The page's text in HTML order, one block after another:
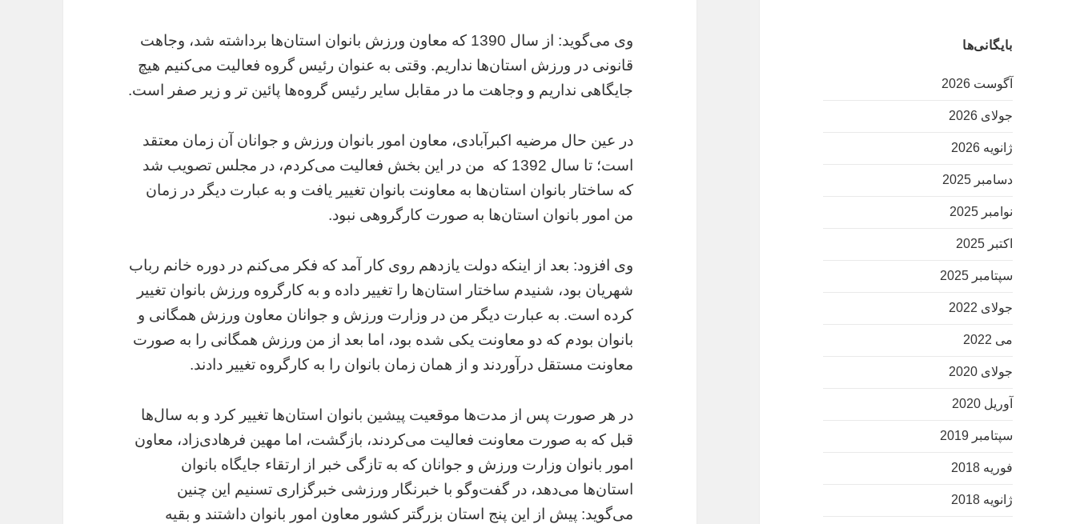
بایگانی‌ها
آگوست 2026
جولای 2026
ژانویه 2026
دسامبر 2025
نوامبر 2025
اکتبر 2025
سپتامبر 2025
جولای 2022
می 2022
جولای 2020
آوریل 2020
سپتامبر 2019
فوریه 2018
ژانویه 2018
وی می‌گوید: از سال 1390 که معاون ورزش بانوان استان‌ها برداشته شد، وجاهت
قانونی در ورزش استان‌ها نداریم. وقتی به عنوان رئیس گروه فعالیت می‌کنیم هیچ
جایگاهی نداریم و وجاهت ما در مقابل سایر رئیس گروه‌ها پائین تر و زیر صفر است.
در عین حال مرضیه اکبرآبادی، معاون امور بانوان ورزش و جوانان آن زمان معتقد
است؛ تا سال 1392 که من در این بخش فعالیت می‌کردم، در مجلس تصویب شد
که ساختار بانوان استان‌ها به معاونت بانوان تغییر یافت و به عبارت دیگر در زمان
من امور بانوان استان‌ها به صورت کارگروهی نبود.
وی افزود: بعد از اینکه دولت یازدهم روی کار آمد که فکر می‌کنم در دوره خانم رباب
شهریان بود، شنیدم ساختار استان‌ها را تغییر داده و به کارگروه ورزش بانوان تغییر
کرده است. به عبارت دیگر من در وزارت ورزش و جوانان معاون ورزش همگانی و
بانوان بودم که دو معاونت یکی شده بود، اما بعد از من ورزش همگانی را به صورت
معاونت مستقل درآوردند و از همان زمان بانوان را به کارگروه تغییر دادند.
در هر صورت پس از مدت‌ها موقعیت پیشین بانوان استان‌ها تغییر کرد و به سال‌ها
قبل که به صورت معاونت فعالیت می‌کردند، بازگشت، اما مهین فرهادی‌زاد، معاون
امور بانوان وزارت ورزش و جوانان که به تازگی خبر از ارتقاء جایگاه بانوان
استان‌ها می‌دهد، در گفت‌وگو با خبرنگار ورزشی خبرگزاری تسنیم این چنین
می‌گوید: پیش از این پنج استان بزرگتر کشور معاون امور بانوان داشتند و بقیه